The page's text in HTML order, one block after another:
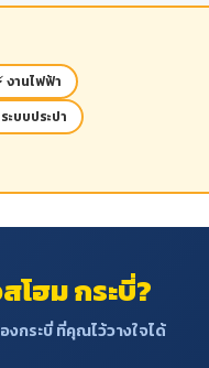
งานไฟฟ้า
ะบบประปา
โฮม กระบี่?
กระบี่ ที่คุณไว้วางใจได้